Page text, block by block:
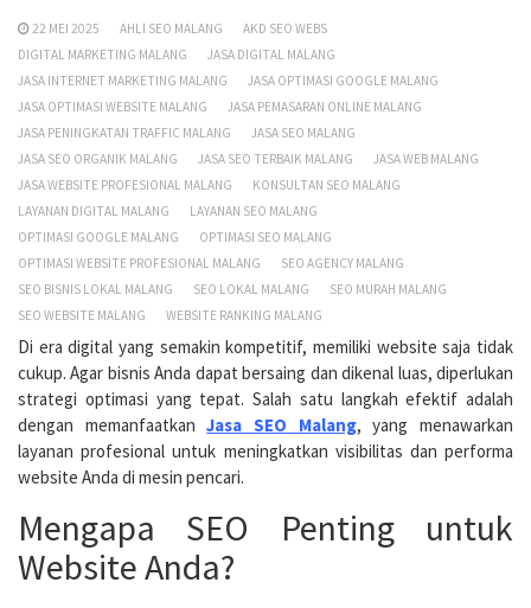
22 MEI 2025 AHLI SEO MALANG
AKD SEO WEBS
DIGITAL MARKETING MALANG
JASA DIGITAL MALANG
JASA INTERNET MARKETING MALANG
JASA OPTIMASI GOOGLE MALANG
JASA OPTIMASI WEBSITE MALANG
JASA PEMASARAN ONLINE MALANG
JASA PENINGKATAN TRAFFIC MALANG
JASA SEO MALANG
JASA SEO ORGANIK MALANG
JASA SEO TERBAIK MALANG
JASA WEB MALANG
JASA WEBSITE PROFESIONAL MALANG
KONSULTAN SEO MALANG
LAYANAN DIGITAL MALANG
LAYANAN SEO MALANG
OPTIMASI GOOGLE MALANG
OPTIMASI SEO MALANG
OPTIMASI WEBSITE PROFESIONAL MALANG
SEO AGENCY MALANG
SEO BISNIS LOKAL MALANG
SEO LOKAL MALANG
SEO MURAH MALANG
SEO WEBSITE MALANG
WEBSITE RANKING MALANG
Di era digital yang semakin kompetitif, memiliki website saja tidak
cukup. Agar bisnis Anda dapat bersaing dan dikenal luas, diperlukan
strategi optimasi yang tepat. Salah satu langkah efektif adalah
dengan memanfaatkanJasa SEO Malang, yang menawarkan
layanan profesional untuk meningkatkan visibilitas dan performa
website Anda di mesin pencari.
Mengapa SEO Penting untuk
Website Anda?